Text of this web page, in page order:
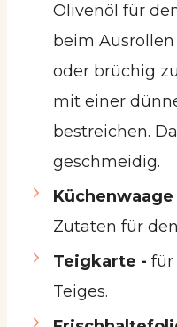
Olivenöl für
beim
oder brüchig
mit einer
bestreichen.
geschmeidig.
Küchenwaage
Zutaten für
Teigkarte - für
Teiges.